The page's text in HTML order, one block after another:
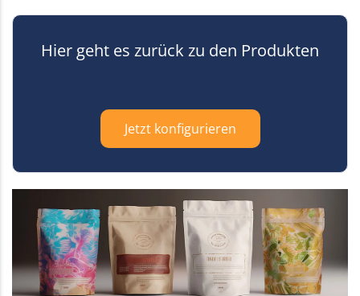
Hier geht es zurück zu den Produkten
Jetzt konfigurieren